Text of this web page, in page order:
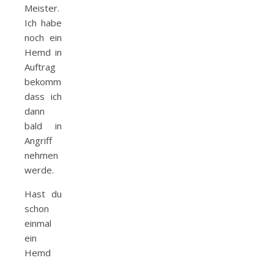
Meister.
Ich habe
noch ein
Hemd in
Auftrag
bekommen,
dass ich
dann
bald in
Angriff
nehmen
werde.
Hast du
schon
einmal
ein
Hemd